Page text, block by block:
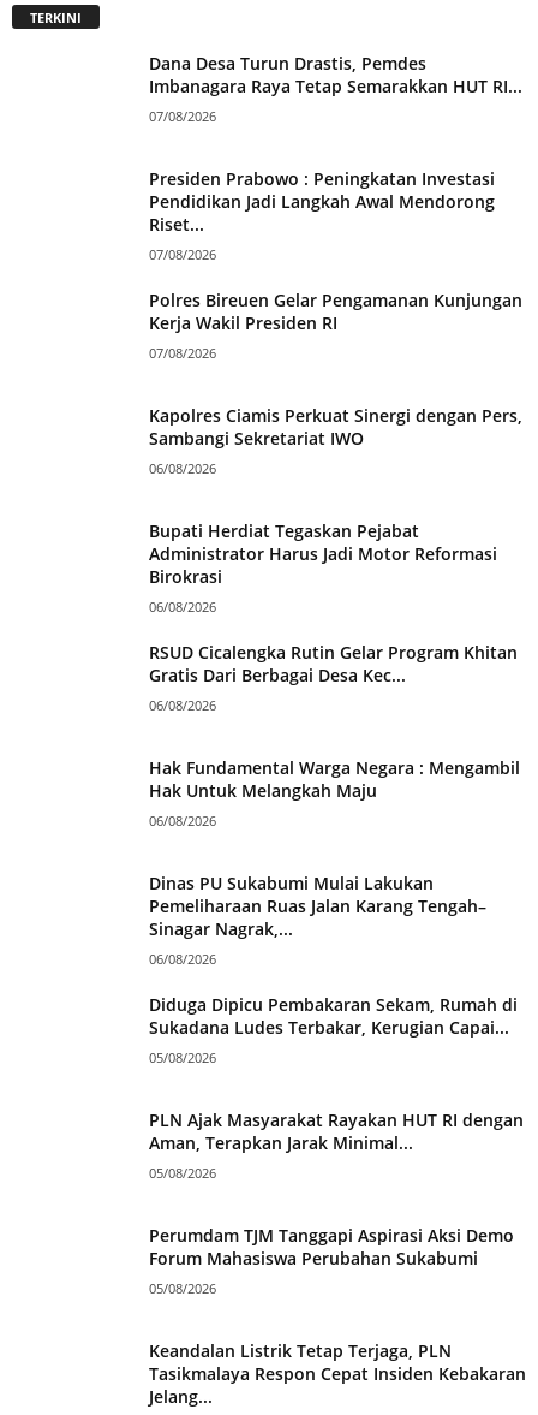
TERKINI
Dana Desa Turun Drastis, Pemdes
Imbanagara Raya Tetap Semarakkan HUT RI...
07/08/2026
Presiden Prabowo : Peningkatan Investasi
Pendidikan Jadi Langkah Awal Mendorong
Riset...
07/08/2026
Polres Bireuen Gelar Pengamanan Kunjungan
Kerja Wakil Presiden RI
07/08/2026
Kapolres Ciamis Perkuat Sinergi dengan Pers,
Sambangi Sekretariat IWO
06/08/2026
Bupati Herdiat Tegaskan Pejabat
Administrator Harus Jadi Motor Reformasi
Birokrasi
06/08/2026
RSUD Cicalengka Rutin Gelar Program Khitan
Gratis Dari Berbagai Desa Kec...
06/08/2026
Hak Fundamental Warga Negara : Mengambil
Hak Untuk Melangkah Maju
06/08/2026
Dinas PU Sukabumi Mulai Lakukan
Pemeliharaan Ruas Jalan Karang Tengah–
Sinagar Nagrak,...
06/08/2026
Diduga Dipicu Pembakaran Sekam, Rumah di
Sukadana Ludes Terbakar, Kerugian Capai...
05/08/2026
PLN Ajak Masyarakat Rayakan HUT RI dengan
Aman, Terapkan Jarak Minimal...
05/08/2026
Perumdam TJM Tanggapi Aspirasi Aksi Demo
Forum Mahasiswa Perubahan Sukabumi
05/08/2026
Keandalan Listrik Tetap Terjaga, PLN
Tasikmalaya Respon Cepat Insiden Kebakaran
Jelang...